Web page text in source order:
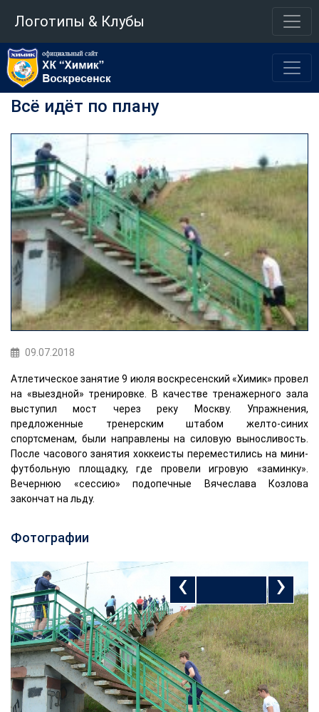
Логотипы & Клубы
Всё идёт по плану
09.07.2018
Атлетическое занятие 9 июля воскресенский «Химик» провел
на «выездной» тренировке. В качестве тренажерного зала
выступил мост через реку Москву. Упражнения,
предложенные тренерским штабом желто-синих
спортсменам, были направлены на силовую выносливость.
После часового занятия хоккеисты переместились на мини-
футбольную площадку, где провели игровую «заминку».
Вечернюю «сессию» подопечные Вячеслава Козлова
закончат на льду.
Фотографии
‹ ›